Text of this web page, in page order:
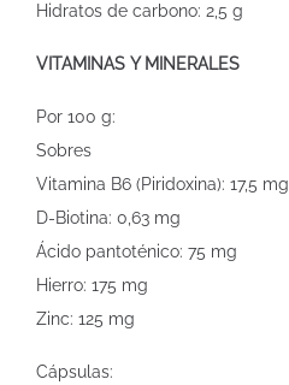
Hidratos de carbono: 2,5 g
VITAMINAS Y MINERALES
Por 100 g:
Sobres
Vitamina B6 (Piridoxina): 17,5 mg
D-Biotina: 0,63 mg
Ácido pantoténico: 75 mg
Hierro: 175 mg
Zinc: 125 mg
Cápsulas: